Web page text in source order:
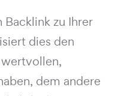
zu Ihrer
dies den
wertvollen,
dem andere